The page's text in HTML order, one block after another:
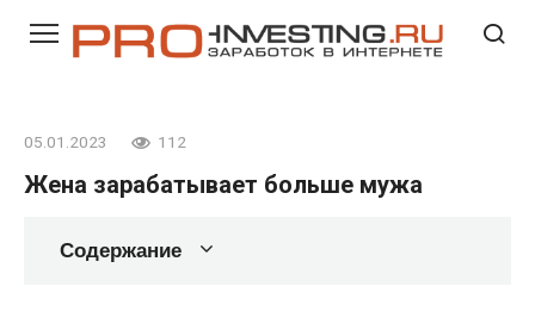
05.01.2023 112
Жена зарабатывает больше мужа
Содержание